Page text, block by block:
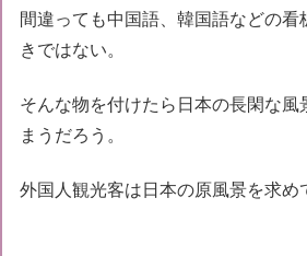
間違っても中国語、韓国語などの看
きではない。
そんな物を付けたら日本の長閑な風
まうだろう。
外国人観光客は日本の原風景を求め